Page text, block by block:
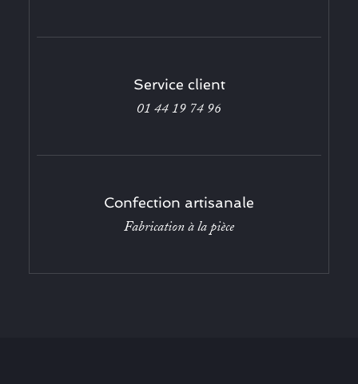
Service client
01 44 19 74 96
Confection artisanale
Fabrication à la pièce